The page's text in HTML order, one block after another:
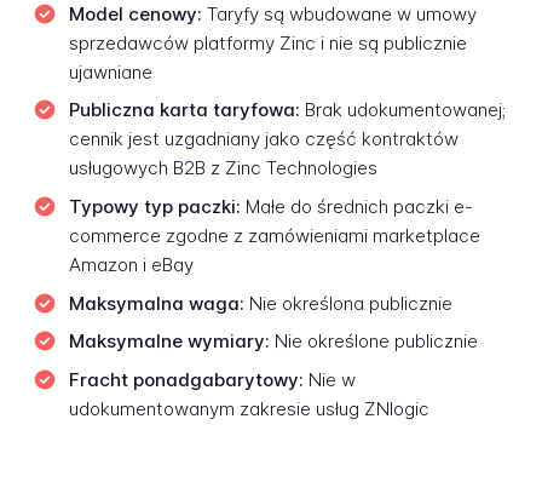
Model cenowy: Taryfy są wbudowane w umowy
sprzedawców platformy Zinc i nie są publicznie
ujawniane
Publiczna karta taryfowa: Brak udokumentowanej;
cennik jest uzgadniany jako część kontraktów
usługowych B2B z Zinc Technologies
Typowy typ paczki: Małe do średnich paczki e-
commerce zgodne z zamówieniami marketplace
Amazon i eBay
Maksymalna waga: Nie określona publicznie
Maksymalne wymiary: Nie określone publicznie
Fracht ponadgabarytowy: Nie w
udokumentowanym zakresie usług ZNlogic